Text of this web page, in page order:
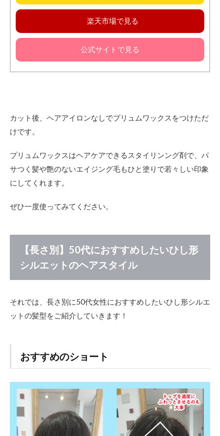
楽天市場で見る
公式サイトで見る
カット後、ヘアアイロンなしでプリュムワックスをつけただ
けです。
プリュムワックスはヘアケアできるスタイリンング剤で、パ
サつく髪や艶のないエイジング毛もひと塗りで若々しい印象
にしてくれます。
ぜひ一度使ってみてください。
【長さ別】50代におすすめしたいひし形
シルエットのヘアスタイル
それでは、長さ別に50代女性におすすめしたいひし形シルエ
ットの髪型をご紹介していきます！
おすすめのショート